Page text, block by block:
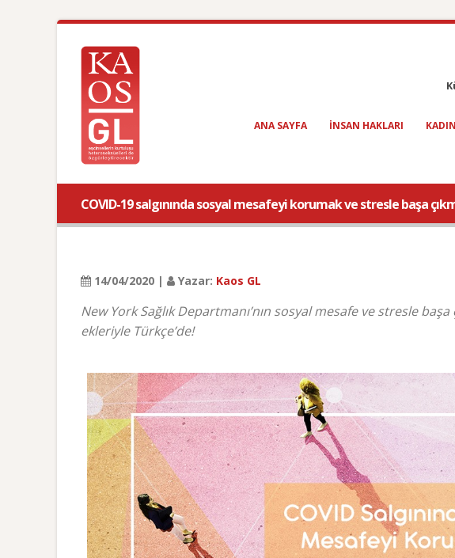
ANA SAYFA INSAN HAKLARI KADIN
COVID-19 salgınında sosyal mesafeyi korumak ve stresle başa
14/04/2020 | Yazar: Kaos GL
New York Sağlık Departmanı’nın sosyal mesafe ve stresle
ekleriyle Türkçe’de!